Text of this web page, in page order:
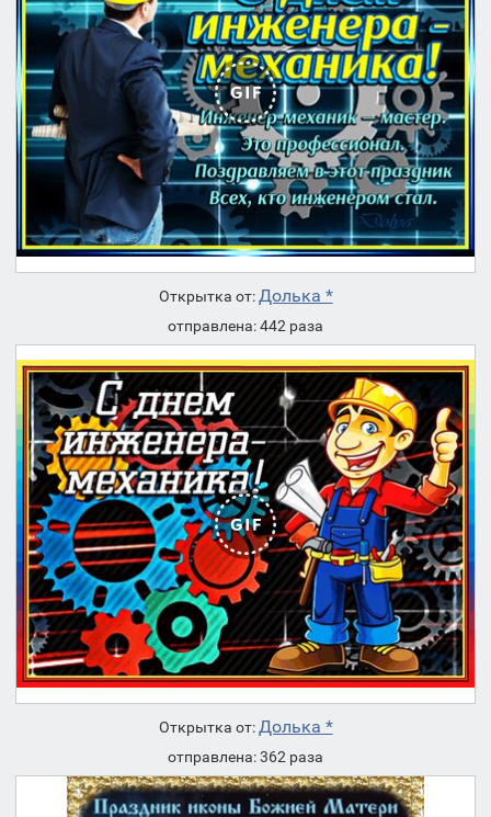
Открытка от:Долька *
отправлена: 442 раза
Открытка от:Долька *
отправлена: 362 раза